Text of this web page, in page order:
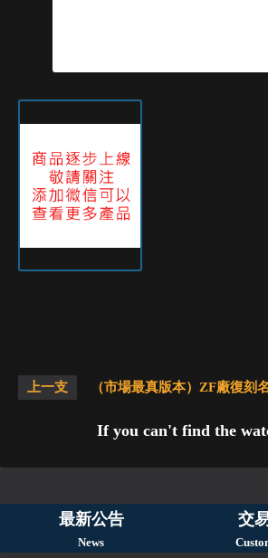
上一支 （市場最真版本）ZF廠復刻
If you can't find the
最新公告
News
交